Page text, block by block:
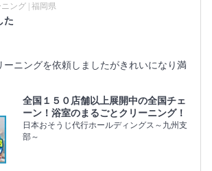
ング | 福岡県
た
ーニングを依頼しましたがきれいになり満
全国１５０店舗以上展開中の全国チェ
ーン！浴室のまるごとクリーニング！
日本おそうじ代行ホールディングス～九州支
部～